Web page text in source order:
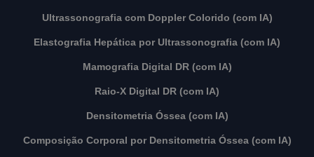
Ultrassonografia com Doppler Colorido (com IA)
Elastografia Hepática por Ultrassonografia (com IA)
Mamografia Digital DR (com IA)
Raio-X Digital DR (com IA)
Densitometria Óssea (com IA)
Composição Corporal por Densitometria Óssea (com IA)